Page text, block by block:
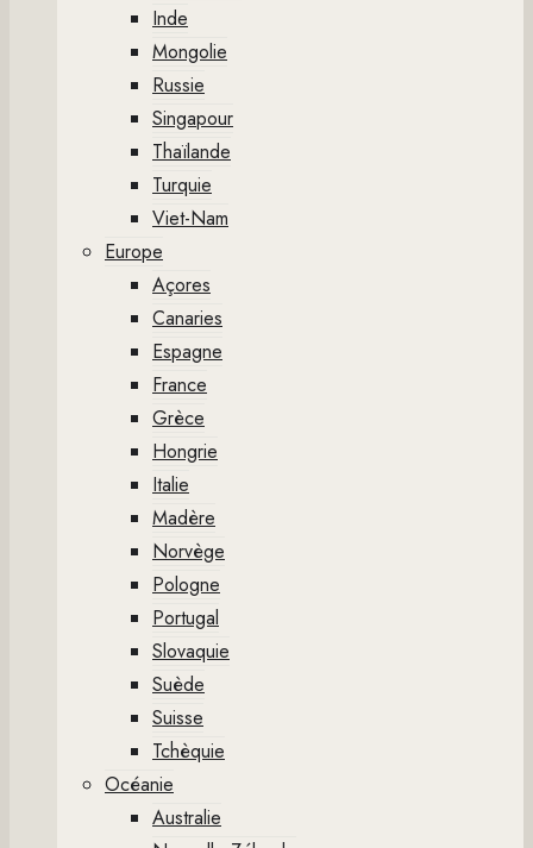
Inde
Mongolie
Russie
Singapour
Thaïlande
Turquie
Viet-Nam
Europe
Açores
Canaries
Espagne
France
Grèce
Hongrie
Italie
Madère
Norvège
Pologne
Portugal
Slovaquie
Suède
Suisse
Tchèquie
Océanie
Australie